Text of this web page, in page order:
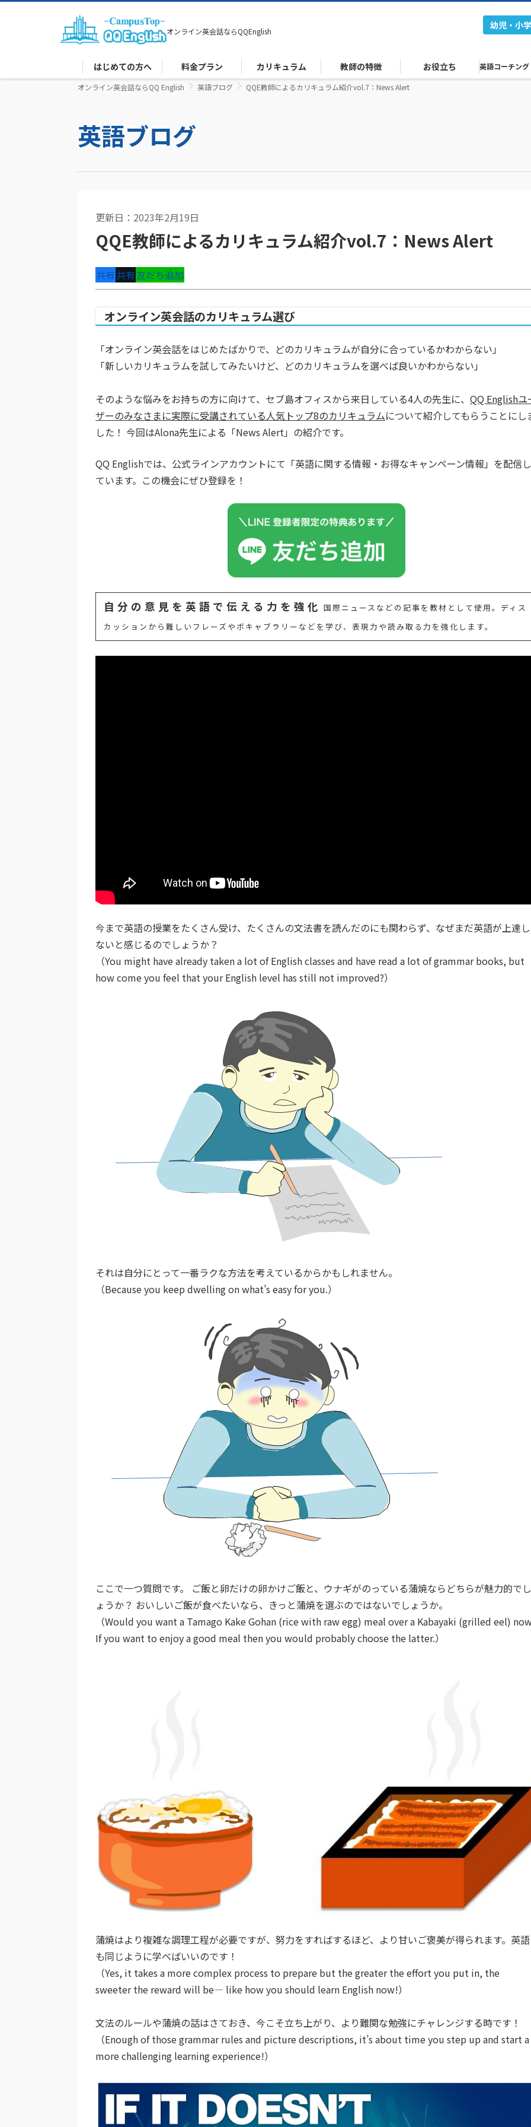
オンライン英会話ならQQEnglish
幼児・小
はじめての方へ 料金プラン カリキュラム 教師の特徴 お役立ち 英語コーチング
オンライン英会話ならQQ English 英語ブログ QQE教師によるカリキュラム紹介vol.7：News Alert
英語ブログ
更新日：2023年2月19日
QQE教師によるカリキュラム紹介vol.7：News Alert
共有共有友だち追加
オンライン英会話のカリキュラム選び
「オンライン英会話をはじめたばかりで、どのカリキュラムが自分に合っているかわからない」
「新しいカリキュラムを試してみたいけど、どのカリキュラムを選べば良いかわからない」
そのような悩みをお持ちの方に向けて、セブ島オフィスから来日している4人の先生に、 QQ Englishユ
ザーのみなさまに実際に受講されている人気トップ8のカリキュラムについて紹介してもらうことにし
した！ 今回はAlona先生による「News Alert」の紹介です。
QQ Englishでは、公式ラインアカウントにて「英語に関する情報・お得なキャンペーン情報」を配信し
ています。この機会にぜひ登録を！
自分の意見を英語で伝える力を強化 国際ニュースなどの記事を教材として使用。ディス
カッションから難しいフレーズやボキャブラリーなどを学び、表現力や読み取る力を強化します。
今まで英語の授業をたくさん受け、たくさんの文法書を読んだのにも関わらず、なぜまだ英語が上達し
ないと感じるのでしょうか？
（You might have already taken a lot of English classes and have read a lot of grammar books, but
how come you feel that your English level has still not improved?）
それは自分にとって一番ラクな方法を考えているからかもしれません。
（Because you keep dwelling on what’s easy for you.）
ここで一つ質問です。 ご飯と卵だけの卵かけご飯と、ウナギがのっている蒲焼ならどちらが魅力的でし
ょうか？ おいしいご飯が食べたいなら、きっと蒲焼を選ぶのではないでしょうか。
（Would you want a Tamago Kake Gohan (rice with raw egg) meal over a Kabayaki (grilled eel)
If you want to enjoy a good meal then you would probably choose the latter.）
蒲焼はより複雑な調理工程が必要ですが、努力をすればするほど、より甘いご褒美が得られます。英語
も同じように学べばいいのです！
（Yes, it takes a more complex process to prepare but the greater the effort you put in, the
sweeter the reward will be— like how you should learn English now!）
文法のルールや蒲焼の話はさておき、今こそ立ち上がり、より難関な勉強にチャレンジする時です！
（Enough of those grammar rules and picture descriptions, it’s about time you step up and start a
more challenging learning experience!）